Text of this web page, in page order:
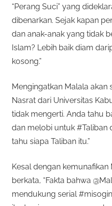
“Perang Suci” yang
dibenarkan. Sejak kapan
dan anak-anak yang tidak
Islam? Lebih baik diam
kosong.”
Mengingatkan Malala akan
Nasrat dari Universitas
tidak mengerti. Anda tahu
dan melobi untuk #Taliban
tahu siapa Taliban itu.”
Kesal dengan kemunafikan
berkata, “Fakta bahwa
mendukung serial